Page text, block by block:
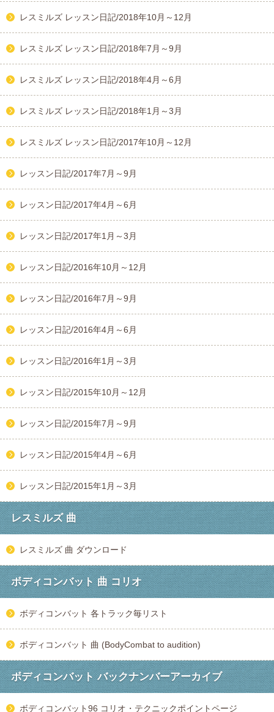
レスミルズ レッスン日記/2018年10月～12月
レスミルズ レッスン日記/2018年7月～9月
レスミルズ レッスン日記/2018年4月～6月
レスミルズ レッスン日記/2018年1月～3月
レスミルズ レッスン日記/2017年10月～12月
レッスン日記/2017年7月～9月
レッスン日記/2017年4月～6月
レッスン日記/2017年1月～3月
レッスン日記/2016年10月～12月
レッスン日記/2016年7月～9月
レッスン日記/2016年4月～6月
レッスン日記/2016年1月～3月
レッスン日記/2015年10月～12月
レッスン日記/2015年7月～9月
レッスン日記/2015年4月～6月
レッスン日記/2015年1月～3月
レスミルズ 曲
レスミルズ 曲 ダウンロード
ボディコンバット 曲 コリオ
ボディコンバット 各トラック毎リスト
ボディコンバット 曲 (BodyCombat to audition)
ボディコンバット バックナンバーアーカイブ
ボディコンバット96 コリオ・テクニックポイントページ